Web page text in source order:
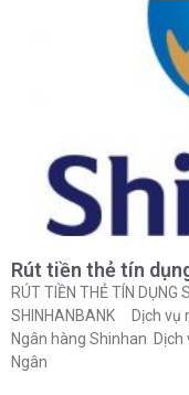
Rút tiền thẻ tín
RÚT TIỀN THẺ TÍN DỤNG
SHINHANBANK Dịch vụ
Ngân hàng Shinhan Dịch
Ngân